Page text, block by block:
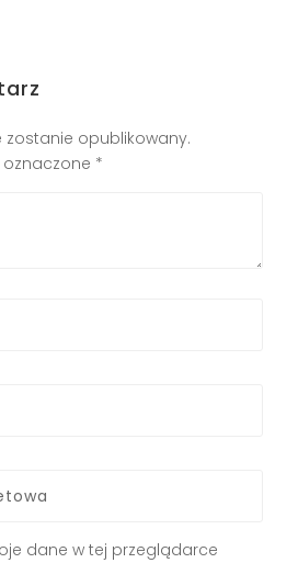
zostanie opublikowany.
*
dane w tej przeglądarce